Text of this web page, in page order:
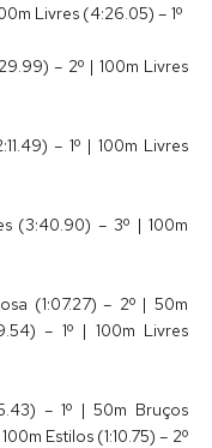
Livres (4:26.05) – 1º
– 2º | 100m Livres
– 1º | 100m Livres
(3:40.90) – 3º | 100m
(1:07.27) – 2º | 50m
– 1º | 100m Livres
– 1º | 50m Bruços
Estilos (1:10.75) – 2º